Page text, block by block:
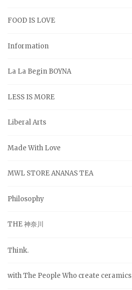
FOOD IS LOVE
Information
La La Begin BOYNA
LESS IS MORE
Liberal Arts
Made With Love
MWL STORE ANANAS TEA
Philosophy
THE 神奈川
Think.
with The People Who create ceramics